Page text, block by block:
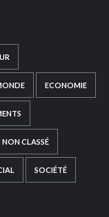
ECONOMIE
NON CLASSÉ
SOCIÉTÉ